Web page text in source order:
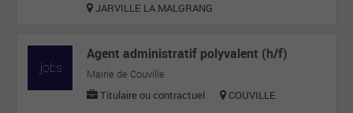
JARVILLE LA MALGRANG
Agent administratif polyvalent (h/f)
Mairie de Couville
Titulaire ou contractuel
COUVILLE